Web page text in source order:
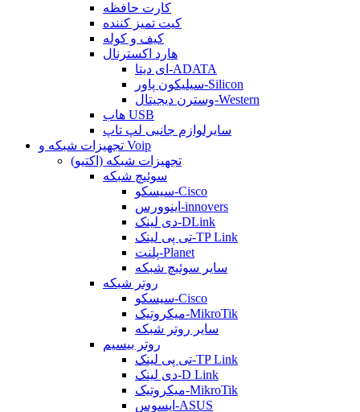
کارت حافظه
کیت تمیز کننده
کیف و کوله
هارد اکسترنال
ای دیتا-ADATA
سیلیکون پاور-Silicon
وسترن دیجیتال-Western
هاب USB
سایرلوازم جانبی لپ تاپ
تجهیزات شبکه و Voip
تجهیزات شبکه (اکتیو)
سوئیچ شبکه
سیسکو-Cisco
اینوورس-innovers
دی لینک-DLink
تی پی لینک-TP Link
پلنت-Planet
سایر سوئیچ شبکه
روتر شبکه
سیسکو-Cisco
میکروتیک-MikroTik
سایر روتر شبکه
روتر بیسیم
تی پی لینک-TP Link
دی لینک-D Link
میکروتیک-MikroTik
ایسوس-ASUS